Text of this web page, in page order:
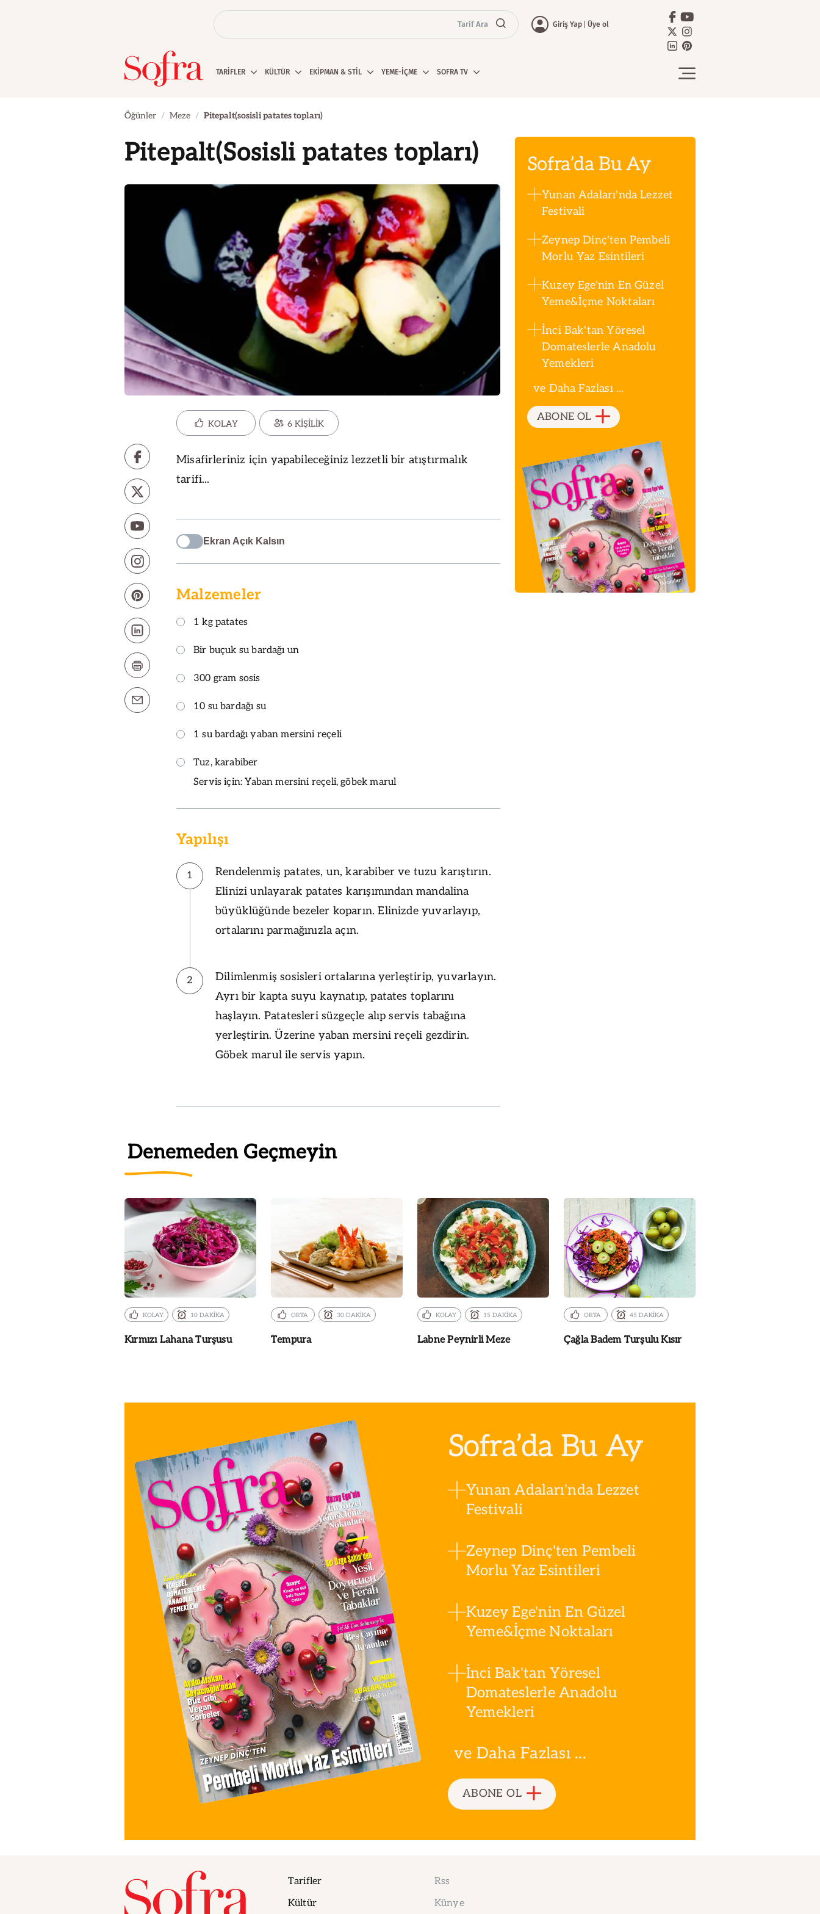
Tarif Ara Giriş Yap Üye ol
TARİFLER KÜLTÜR EKİPMAN & STİL YEME-İÇME SOFRA TV
Öğünler Meze Pitepalt(sosisli patates topları)
Pitepalt(Sosisli patates topları)
KOLAY 6 KİŞİLİK
Misafirleriniz için yapabileceğiniz lezzetli bir atıştırmalık
tarifi...
Ekran Açık Kalsın
Malzemeler
1 kg patates
Bir buçuk su bardağı un
300 gram sosis
10 su bardağı su
1 su bardağı yaban mersini reçeli
Tuz, karabiber
Servis için: Yaban mersini reçeli, göbek marul
Yapılışı
1
Rendelenmiş patates, un, karabiber ve tuzu karıştırın.
Elinizi unlayarak patates karışımından mandalina
büyüklüğünde bezeler koparın. Elinizde yuvarlayıp,
ortalarını parmağınızla açın.
2
Dilimlenmiş sosisleri ortalarına yerleştirip, yuvarlayın.
Ayrı bir kapta suyu kaynatıp, patates toplarını
haşlayın. Patatesleri süzgeçle alıp servis tabağına
yerleştirin. Üzerine yaban mersini reçeli gezdirin.
Göbek marul ile servis yapın.
Sofra’da Bu Ay
Yunan Adaları'nda Lezzet
Festivali
Zeynep Dinç'ten Pembeli
Morlu Yaz Esintileri
Kuzey Ege'nin En Güzel
Yeme&İçme Noktaları
İnci Bak'tan Yöresel
Domateslerle Anadolu
Yemekleri
ve Daha Fazlası ...
ABONE OL
Denemeden Geçmeyin
KOLAY 10 DAKİKA
Kırmızı Lahana Turşusu
ORTA 30 DAKİKA
Tempura
KOLAY 15 DAKİKA
Labne Peynirli Meze
ORTA 45 DAKİKA
Çağla Badem Turşulu Kısır
Sofra’da Bu Ay
Yunan Adaları'nda Lezzet
Festivali
Zeynep Dinç'ten Pembeli
Morlu Yaz Esintileri
Kuzey Ege'nin En Güzel
Yeme&İçme Noktaları
İnci Bak'tan Yöresel
Domateslerle Anadolu
Yemekleri
ve Daha Fazlası ...
ABONE OL
Tarifler
Kültür
Rss
Künye